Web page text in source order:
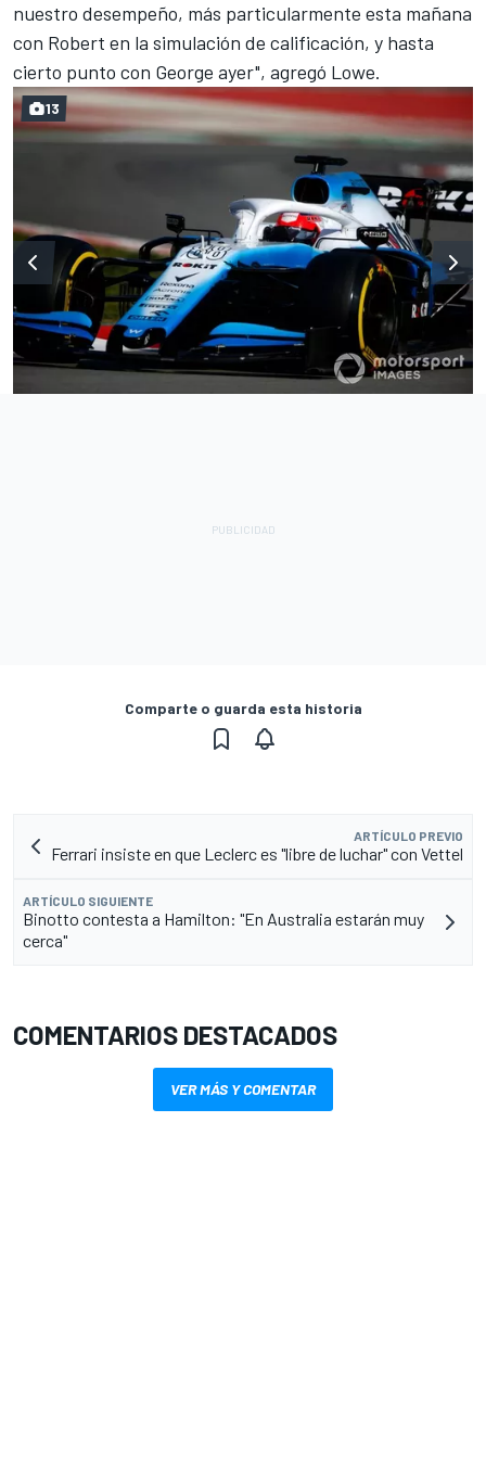
nuestro desempeño, más particularmente esta mañana
con Robert en la simulación de calificación, y hasta
cierto punto con George ayer", agregó Lowe.
13
Comparte o guarda esta historia
ARTÍCULO PREVIO
Ferrari insiste en que Leclerc es "libre de luchar" con Vettel
ARTÍCULO SIGUIENTE
Binotto contesta a Hamilton: "En Australia estarán muy
cerca"
COMENTARIOS DESTACADOS
VER MÁS Y COMENTAR